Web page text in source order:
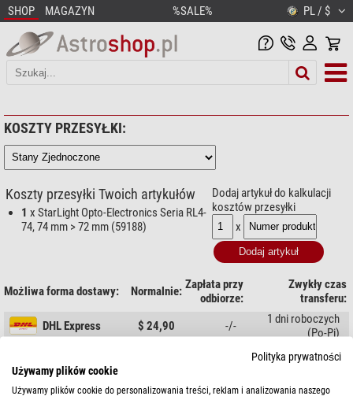
SHOP MAGAZYN %SALE% PL / $
KOSZTY PRZESYŁKI:
Koszty przesyłki Twoich artykułów
1 x StarLight Opto-Electronics Seria RL4-
74, 74 mm > 72 mm (59188)
Dodaj artykuł do kalkulacji
kosztów przesyłki
x
Możliwa forma dostawy: Normalnie: Zapłata przy
odbiorze:
Zwykły czas
transferu:
DHL Express
$ 24,90 -/-
1 dni roboczych
(Po-Pi)
Kompletny przegląd kosztów przesyłki według wagi i kraju docelowego.
Polityka prywatności
Używamy plików cookie
Używamy plików cookie do personalizowania treści, reklam i analizowania naszego